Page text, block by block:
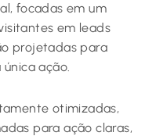
focadas em um
em leads
projetadas para
ação.
otimizadas,
para ação claras,